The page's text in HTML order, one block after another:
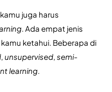
juga harus
ketahui. Beberapa di
, unsupervised, semi-
learning.